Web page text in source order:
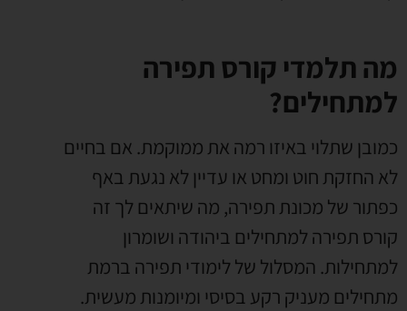
מה תלמדי קורס תפירה
למתחילים?
כמובן שתלוי באיזו רמה את ממוקמת. אם בחיים
לא החזקת חוט ומחט או עדיין לא נגעת באף
כפתור של מכונת תפירה, מה שיתאים לך זה
קורס תפירה למתחילים ביהודה ושומרון
למתחילות. המסלול של לימודי תפירה ברמת
מתחילים מעניק רקע בסיסי ומיומנות מעשית.